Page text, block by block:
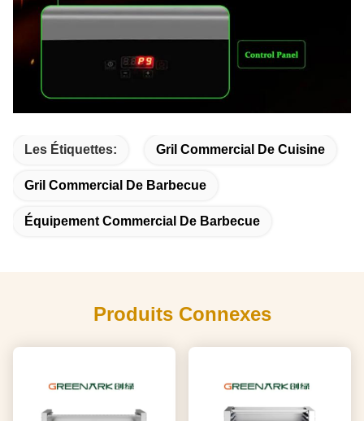
Les Étiquettes: Gril Commercial De Cuisine
Gril Commercial De Barbecue
Équipement Commercial De Barbecue
Produits Connexes